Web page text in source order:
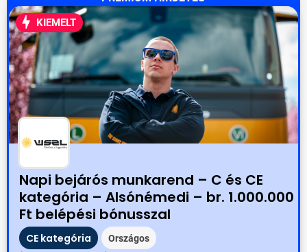
KIEMELT
Napi bejárós munkarend – C és CE
kategória – Alsónémedi – br. 1.000.000
Ft belépési bónusszal
CE kategória Országos